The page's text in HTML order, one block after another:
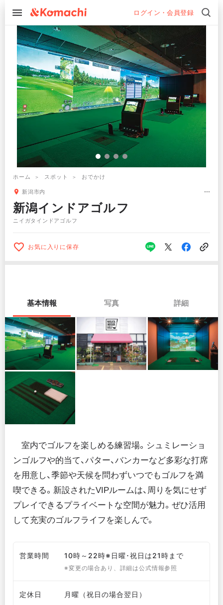
ログイン・会員登録
ホーム スポット おでかけ
新潟市内
新潟インドアゴルフ
ニイガタインドアゴルフ
お気に入りに保存
基本情報 写真 詳細
室内でゴルフを楽しめる練習場。シュミレーショ
ンゴルフや的当て、パター、バンカーなど多彩な打席
を用意し、季節や天候を問わずいつでもゴルフを満
喫できる。新設されたVIPルームは、周りを気にせず
プレイできるプライベートな空間が魅力。ぜひ活用
して充実のゴルフライフを楽しんで。
営業時間 10時～22時※日曜･祝日は21時まで
※変更の場合あり、詳細は公式情報参照
定休日 月曜（祝日の場合翌日）